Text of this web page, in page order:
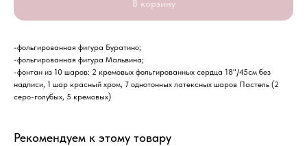
В корзину
-фольгированная фигура Буратино;
-фольгированная фигура Мальвина;
-фонтан из 10 шаров: 2 кремовых фольгированных сердца 18"/45см без
надписи, 1 шар красный хром, 7 однотонных латексных шаров Пастель (2
серо-голубых, 5 кремовых)
Рекомендуем к этому товару